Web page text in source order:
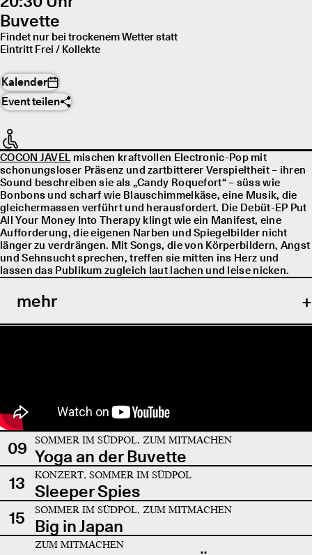
Buvette
Findet nur bei trockenem Wetter statt
Eintritt Frei / Kollekte
Kalender
Event teilen
COCON JAVELmischen kraftvollen Electronic-Pop mit
schonungsloser Präsenz und zartbitterer Verspieltheit – ihren
Sound beschreiben sie als „Candy Roquefort“ – süss wie
Bonbons und scharf wie Blauschimmelkäse, eine Musik, die
gleichermassen verführt und herausfordert. Die Debüt-EP Put
All Your Money Into Therapy klingt wie ein Manifest, eine
Aufforderung, die eigenen Narben und Spiegelbilder nicht
länger zu verdrängen. Mit Songs, die von Körperbildern, Angst
und Sehnsucht sprechen, treffen sie mitten ins Herz und
lassen das Publikum zugleich laut lachen und leise nicken.
mehr
09 SOMMER IM SÜDPOL, ZUM MITMACHEN
Yoga an der Buvette
13
KONZERT, SOMMER IM SÜDPOL
Sleeper Spies
15
SOMMER IM SÜDPOL, ZUM MITMACHEN
Big in Japan
ZUM MITMACHEN